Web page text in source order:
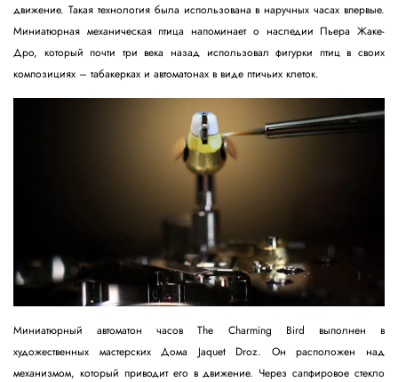
движение. Такая технология была использована в наручных часах впервые.
Миниатюрная механическая птица напоминает о наследии Пьера Жаке-
Дро, который почти три века назад использовал фигурки птиц в своих
композициях – табакерках и автоматонах в виде птичьих клеток.
Миниатюрный автоматон часов The Charming Bird выполнен в
художественных мастерских Дома Jaquet Droz. Он расположен над
механизмом, который приводит его в движение. Через сапфировое стекло